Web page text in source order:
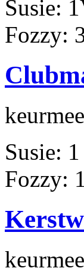
Susie:
Fozzy:
Susie:
Fozzy: